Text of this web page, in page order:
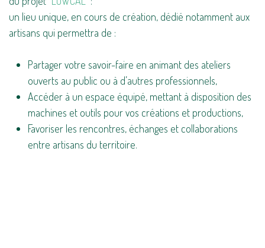
un lieu unique, en cours de création, dédié notamment aux
artisans qui permettra de :
Partager votre savoir-faire en animant des ateliers
ouverts au public ou à d’autres professionnels,
Accéder à un espace équipé, mettant à disposition des
machines et outils pour vos créations et productions,
Favoriser les rencontres, échanges et collaborations
entre artisans du territoire.